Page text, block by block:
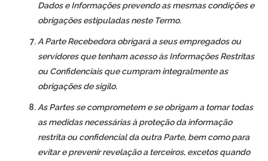
Dados e Informações prevendo as mesmas condições e
obrigações estipuladas neste Termo.
A Parte Recebedora obrigará a seus empregados ou
servidores que tenham acesso às Informações Restritas
ou Confidenciais que cumpram integralmente as
obrigações de sigilo.
As Partes se comprometem e se obrigam a tomar todas
as medidas necessárias à proteção da informação
restrita ou confidencial da outra Parte, bem como para
evitar e prevenir revelação a terceiros, excetos quando